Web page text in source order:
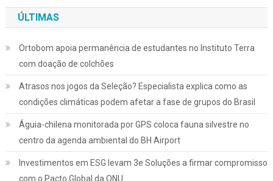
ÚLTIMAS
Ortobom apoia permanência de estudantes no Instituto Terra
com doação de colchões
Atrasos nos jogos da Seleção? Especialista explica como as
condições climáticas podem afetar a fase de grupos do Brasil
Águia-chilena monitorada por GPS coloca fauna silvestre no
centro da agenda ambiental do BH Airport
Investimentos em ESG levam 3e Soluções a firmar compromisso
com o Pacto Global da ONU